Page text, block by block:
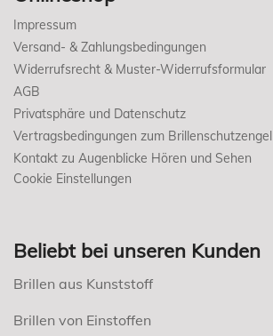
Impressum
Versand- & Zahlungsbedingungen
Widerrufsrecht & Muster-Widerrufsformular
AGB
Privatsphäre und Datenschutz
Vertragsbedingungen zum Brillenschutzengel
Kontakt zu Augenblicke Hören und Sehen
Cookie Einstellungen
Beliebt bei unseren Kunden
Brillen aus Kunststoff
Brillen von Einstoffen